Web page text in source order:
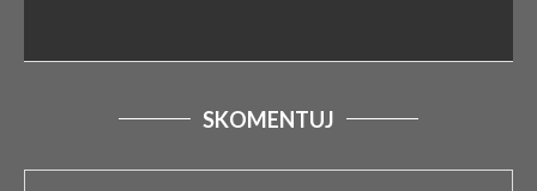
XLV DNI BEŁCHATOWA: ZNAMY PEŁNY SKŁAD
SKOMENTUJ